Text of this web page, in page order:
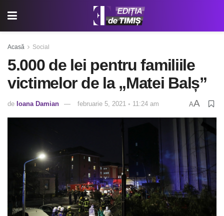
Acasă Social
5.000 de lei pentru familiile
victimelor de la „Matei Balș”
de Ioana Damian februarie 5, 2021 ◦ 11:24 am AA